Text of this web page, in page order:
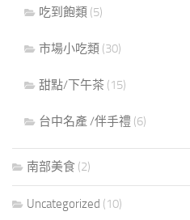
吃到飽類 (5)
市場小吃類 (30)
甜點/下午茶 (15)
台中名產 /伴手禮 (6)
南部美食 (2)
Uncategorized (10)